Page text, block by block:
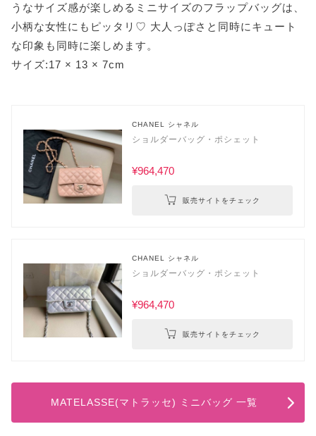
うなサイズ感が楽しめるミニサイズのフラップバッグは、
小柄な女性にもピッタリ♡ 大人っぽさと同時にキュート
な印象も同時に楽しめます。
サイズ:17 × 13 × 7cm
CHANEL シャネル
ショルダーバッグ・ポシェット
¥964,470
販売サイトをチェック
CHANEL シャネル
ショルダーバッグ・ポシェット
¥964,470
販売サイトをチェック
MATELASSE(マトラッセ) ミニバッグ 一覧